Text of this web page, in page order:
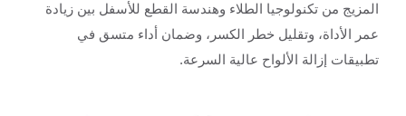
المزيج من تكنولوجيا الطلاء وهندسة القطع للأسفل بين زيادة
عمر الأداة، وتقليل خطر الكسر، وضمان أداء متسق في
تطبيقات إزالة الألواح عالية السرعة.